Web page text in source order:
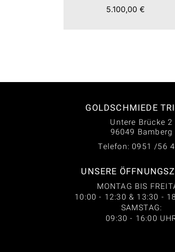
5.100,00 €
GOLDSCHMIEDE
Untere Brücke 2
96049 Bamberg
Telefon: 0951 /56
UNSERE
MONTAG BIS
10:00 - 12:30 & 13:30 -
SAMSTAG:
09:30 - 16:00